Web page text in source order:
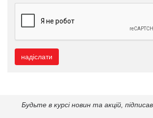
надіслати
Будьте в курсі новин та акцій,